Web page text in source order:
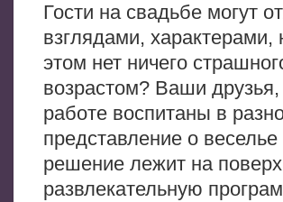
Гости на свадьбе могут
взглядами,
этом нет ничего
возрастом? Ваши
работе воспитаны в
представление о
решение лежит на
развлекательную